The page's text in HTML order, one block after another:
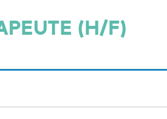
(H/F)